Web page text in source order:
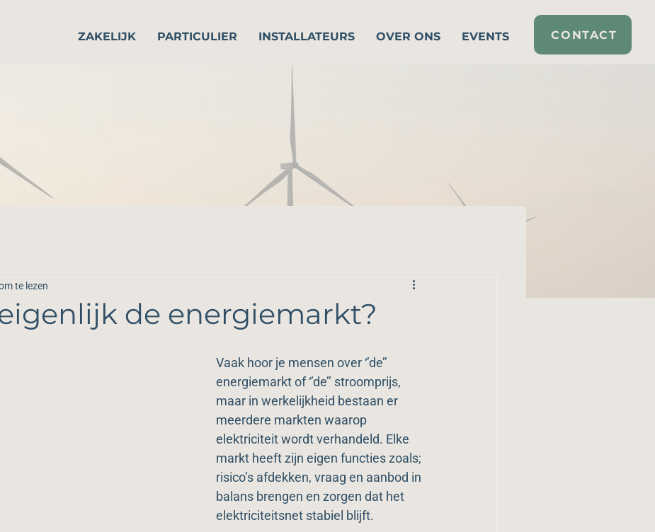
ZAKELIJK PARTICULIER INSTALLATEURS OVER ONS EVENTS CONTACT
de energiemarkt?
te lezen
Vaak hoor je mensen over ‘’de’’
energiemarkt of ‘’de’’ stroomprijs,
maar in werkelijkheid bestaan er
meerdere markten waarop
elektriciteit wordt verhandeld. Elke
markt heeft zijn eigen functies zoals;
risico’s afdekken, vraag en aanbod in
balans brengen en zorgen dat het
elektriciteitsnet stabiel blijft.